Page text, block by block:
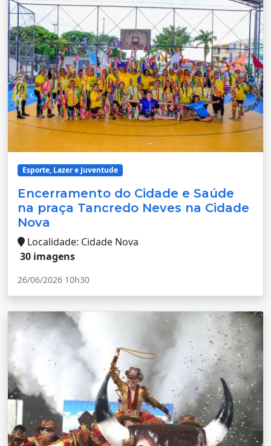
Esporte, Lazer e Juventude
Encerramento do Cidade e Saúde
na praça Tancredo Neves na Cidade
Nova
Localidade: Cidade Nova
30 imagens
26/06/2026 10h30